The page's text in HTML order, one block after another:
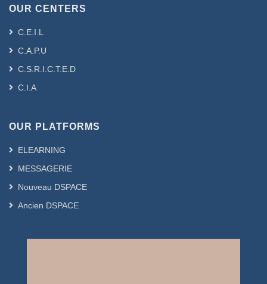
OUR CENTERS
C.E.I.L
C.A.P.U
C.S.R.I.C.T.E.D
C.I.A
OUR PLATFORMS
ELEARNING
MESSAGERIE
Nouveau DSPACE
Ancien DSPACE